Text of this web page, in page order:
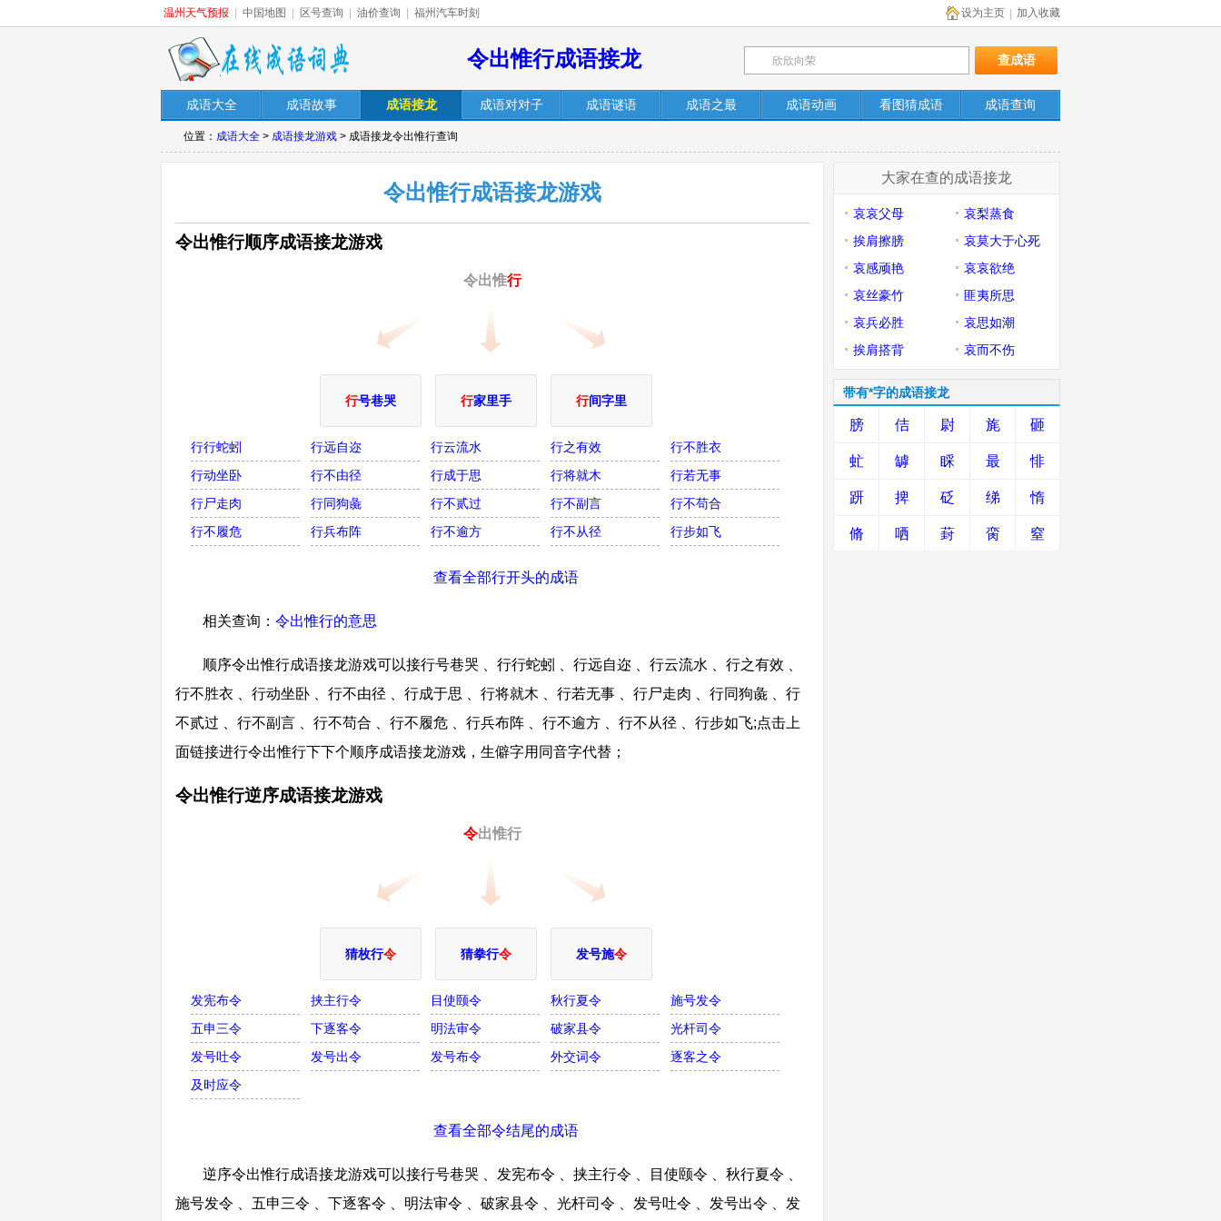
温州天气预报 中国地图 区号查询 油价查询 福州汽车时刻 加入收藏
设为主页
令出惟行成语接龙
成语大全 成语故事 成语接龙 成语对对子 成语谜语 成语之最 成语动画 看图猜成语 成语查询
位置： 成语大全 > 成语接龙游戏 > 成语接龙令出惟行查询
令出惟行成语接龙游戏
令出惟行顺序成语接龙游戏
令出惟行
行号巷哭 行家里手 行间字里
行行蛇蚓 行远自迩 行云流水 行之有效
行不胜衣
行动坐卧
行不由径 行成于思 行将就木
行若无事
行尸走肉
行同狗彘 行不贰过 行不副言
行不苟合
行不履危
行兵布阵 行不逾方 行不从径 行步如飞
查看全部行开头的成语
相关查询： 令出惟行的意思
顺序令出惟行成语接龙游戏可以接行号巷哭 、行行蛇蚓 、行远自迩 、行云流水 、行之有效 、
行不胜衣 、行动坐卧 、行不由径 、行成于思 、行将就木 、行若无事 、行尸走肉 、行同狗彘 、行
不贰过 、行不副言 、行不苟合 、行不履危 、行兵布阵 、行不逾方 、行不从径 、行步如飞;点击上
面链接进行令出惟行下下个顺序成语接龙游戏，生僻字用同音字代替；
令出惟行逆序成语接龙游戏
令出惟行
猜枚行令 猜拳行令 发号施令
发宪布令 挟主行令 目使颐令 秋行夏令
施号发令
五申三令
下逐客令 明法审令 破家县令
光杆司令
发号吐令
发号出令 发号布令 外交词令
逐客之令
及时应令
查看全部令结尾的成语
逆序令出惟行成语接龙游戏可以接行号巷哭 、发宪布令 、挟主行令 、目使颐令 、秋行夏令 、
施号发令 、五申三令 、下逐客令 、明法审令 、破家县令 、光杆司令 、发号吐令 、发号出令 、发
大家在查的成语接龙
哀哀父母
哀梨蒸食
挨肩擦膀
哀莫大于心死
哀感顽艳
哀哀欲绝
哀丝豪竹
匪夷所思
哀兵必胜
哀思如潮
挨肩搭背
哀而不伤
带有*字的成语接龙
膀 佶 尉 旄 砸
虻 罅 睬 最 悱
趼 捭 砭 绨 惰
脩 哂 葑 脔 窒